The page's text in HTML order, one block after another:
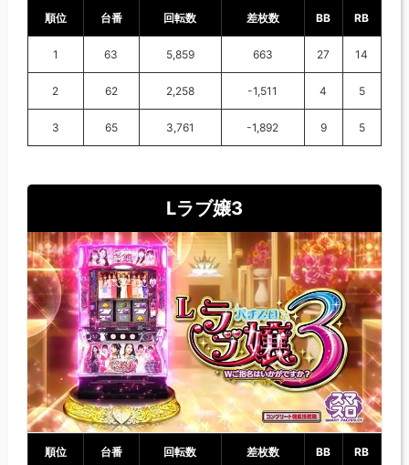
順位 台番 回転数 差枚数 BB RB
1 63 5,859 663 27 14
2 62 2,258 -1,511 4 5
3 65 3,761 -1,892 9 5
Lラブ嬢3
順位 台番 回転数 差枚数 BB RB